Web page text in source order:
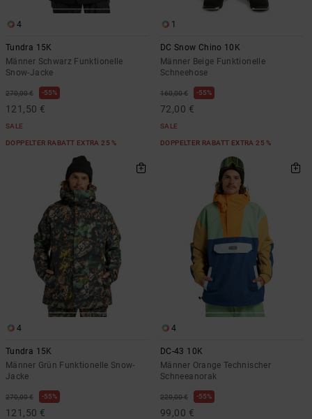
4
Tundra 15K
Männer Schwarz Funktionelle
Snow-Jacke
270,00 € 55%
121,50 €
SALE
DOPPELTER RABATT EXTRA 25 %
1
DC Snow Chino 10K
Männer Beige Funktionelle
Schneehose
160,00 € 55%
72,00 €
SALE
DOPPELTER RABATT EXTRA 25 %
4
Tundra 15K
Männer Grün Funktionelle Snow-
Jacke
270,00 € 55%
121,50 €
4
DC-43 10K
Männer Orange Technischer
Schneeanorak
220,00 € 55%
99,00 €